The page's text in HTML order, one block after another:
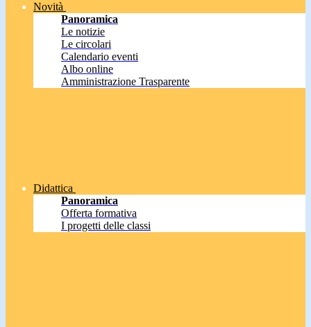
Novità
Panoramica
Le notizie
Le circolari
Calendario eventi
Albo online
Amministrazione Trasparente
Didattica
Panoramica
Offerta formativa
I progetti delle classi